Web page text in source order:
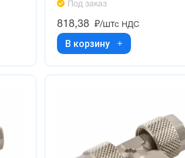
Под заказ
818,38 ₽/штс НДС
В корзину